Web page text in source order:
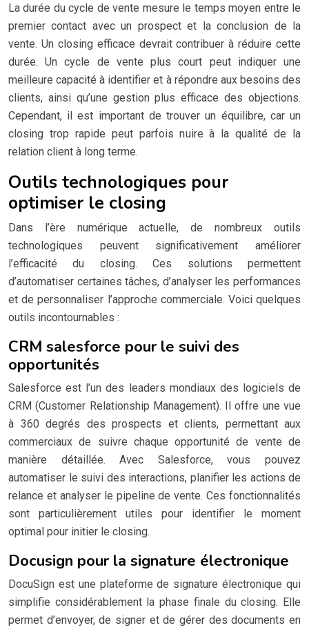
La durée du cycle de vente mesure le temps moyen entre le
premier contact avec un prospect et la conclusion de la
vente. Un closing efficace devrait contribuer à réduire cette
durée. Un cycle de vente plus court peut indiquer une
meilleure capacité à identifier et à répondre aux besoins des
clients, ainsi qu’une gestion plus efficace des objections.
Cependant, il est important de trouver un équilibre, car un
closing trop rapide peut parfois nuire à la qualité de la
relation client à long terme.
Outils technologiques pour
optimiser le closing
Dans l’ère numérique actuelle, de nombreux outils
technologiques peuvent significativement améliorer
l’efficacité du closing. Ces solutions permettent
d’automatiser certaines tâches, d’analyser les performances
et de personnaliser l’approche commerciale. Voici quelques
outils incontournables :
CRM salesforce pour le suivi des
opportunités
Salesforce est l’un des leaders mondiaux des logiciels de
CRM (Customer Relationship Management). Il offre une vue
à 360 degrés des prospects et clients, permettant aux
commerciaux de suivre chaque opportunité de vente de
manière détaillée. Avec Salesforce, vous pouvez
automatiser le suivi des interactions, planifier les actions de
relance et analyser le pipeline de vente. Ces fonctionnalités
sont particulièrement utiles pour identifier le moment
optimal pour initier le closing.
Docusign pour la signature électronique
DocuSign est une plateforme de signature électronique qui
simplifie considérablement la phase finale du closing. Elle
permet d’envoyer, de signer et de gérer des documents en